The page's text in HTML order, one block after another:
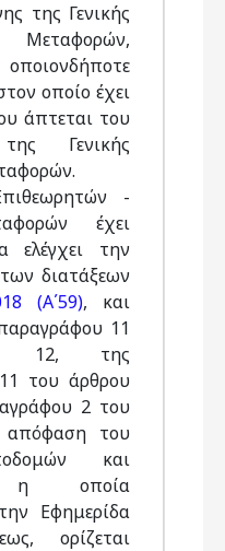
της Γενικής
Μεταφορών,
οποίο έχει
άπτεται του
Γενικής
-
έχει
ελέγχει την
διατάξεων
(Α΄59), και
11
12, της
του άρθρου
2 του
του
και
η οποία
Εφημερίδα
ορίζεται